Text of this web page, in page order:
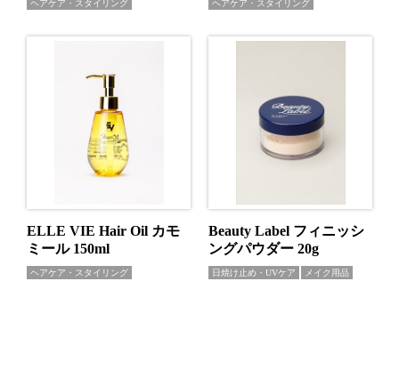
ヘアケア・スタイリング ヘアケア・スタイリング
ELLE VIE Hair Oil カモ
ミール 150ml
ヘアケア・スタイリング
Beauty Label フィニッシ
ングパウダー 20g
日焼け止め・UVケア メイク用品